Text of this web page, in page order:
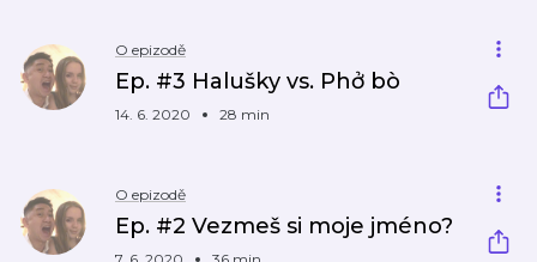
O epizodě
Ep. #3 Halušky vs. Phở bò
14. 6. 2020 28 min
O epizodě
Ep. #2 Vezmeš si moje jméno?